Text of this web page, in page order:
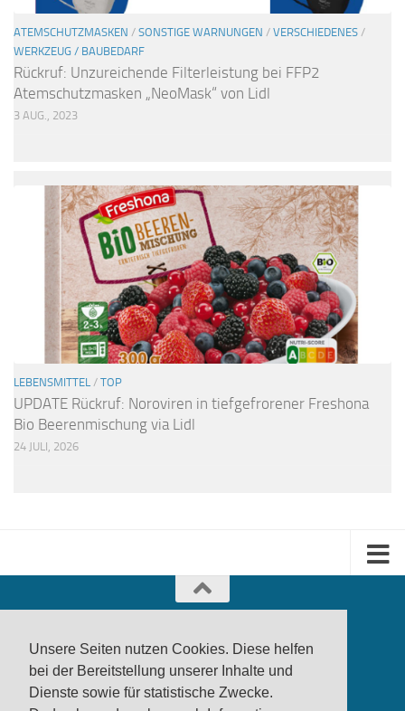
Unsere Seiten nutzen Cookies. Diese helfen
bei der Bereitstellung unserer Inhalte und
Dienste sowie für statistische Zwecke.
ATEMSCHUTZMASKEN / SONSTIGE WARNUNGEN / VERSCHIEDENES /
WERKZEUG / BAUBEDARF
Rückruf: Unzureichende Filterleistung bei FFP2
Atemschutzmasken „NeoMask“ von Lidl
3 AUG., 2023
LEBENSMITTEL / TOP
UPDATE Rückruf: Noroviren in tiefgefrorener Freshona
Bio Beerenmischung via Lidl
24 JULI, 2026
produktwarnung.eu - 2007-2026